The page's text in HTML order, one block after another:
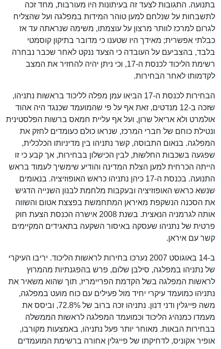
בתנועה. התגובות לצעד זה בעיתונות היו מעורבות, מחד זכה
לתשבחות על שנלחם למען טוהר המידות במפלגה ועל שהצליח
לגרום למרכז לוותר מרצון על עוצמתו, משימה שנראתה עד אז
כבלתי אפשרית; מאידך היו שטענו כי מדובר בתיקון קוסמטי
בלבד, בהצביעם על העובדה כי הצעד ננקט לאחר שכבר נבחרה
רשימת הליכוד לכנסת ה-17, וכי ניתן יהיה להחזיר את המצב
לקדמותו לאחר הבחירות.
הבחירות לכנסת ה-17 הביאו עמן מפלה לליכוד בראשות נתניהו,
שזכה ב-12 מנדטים, זאת אף על פי שהמועמד שכנגד היה אהוד
אולמרט ולא אריאל שרון, ועל אף עליית חמאס ברשות הפלסטינית
ונטילת כוחם של חברי המרכז, שנראו כולם כעומדים לחזק את
המפלגה. בנאום התבוסה, קשר נתניהו בין מדיניותו הכלכלית,
שפגעה בשכבות החלשות, לבין הכישלון בבחירות, אך קבע כי זו
הייתה הכרחית למען הצלת המדינה והודיע שימשיך לעמוד בראש
התנועה. בכנסת ה-17 כיהן נתניהו כראש האופוזיציה. בנאומים
שנשא כראש האופוזיציה ובעקבות מלחמת לבנון השנייה הדגיש
את הסכנה הנשקפת מאיראן המתחמשת בפצצת אטום והשווה
אותה לגרמניה הנאצית. בשנת 2008 אישרה הכנסת הצעת חוק
פרטית של נתניהו שעסקה באיסור השקעה בתאגידים המקיימים
קשר עם איראן.
ב-14 באוגוסט 2007 נערכו בחירות לראשות הליכוד. יריבו העיקרי
של נתניהו במפלגה, סילבן שלום, פרש בהפגנתיות מהמרוץ
לראשות המפלגה בשל הקדמת הפריימריז, תוך שהוא משאיר את
נתניהו כמועמד עיקרי יחיד מול פעילים עם כוח מועט במפלגה,
משה פייגלין ודני דנון. נתניהו זכה ברוב של 72.8%, וביסס את
מעמדו כמנהיג הליכוד וכמועמד המפלגה לראשות הממשלה
בבחירות הבאות. מאוחר יותר פעל נתניהו, באמצעות מקורבו,
אופיר אקוניס, לדחיקתו של פייגלין אחורה ברשימת המועמדים